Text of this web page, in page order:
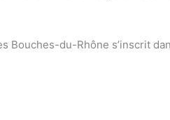
Bouches-du-Rhône s’inscrit